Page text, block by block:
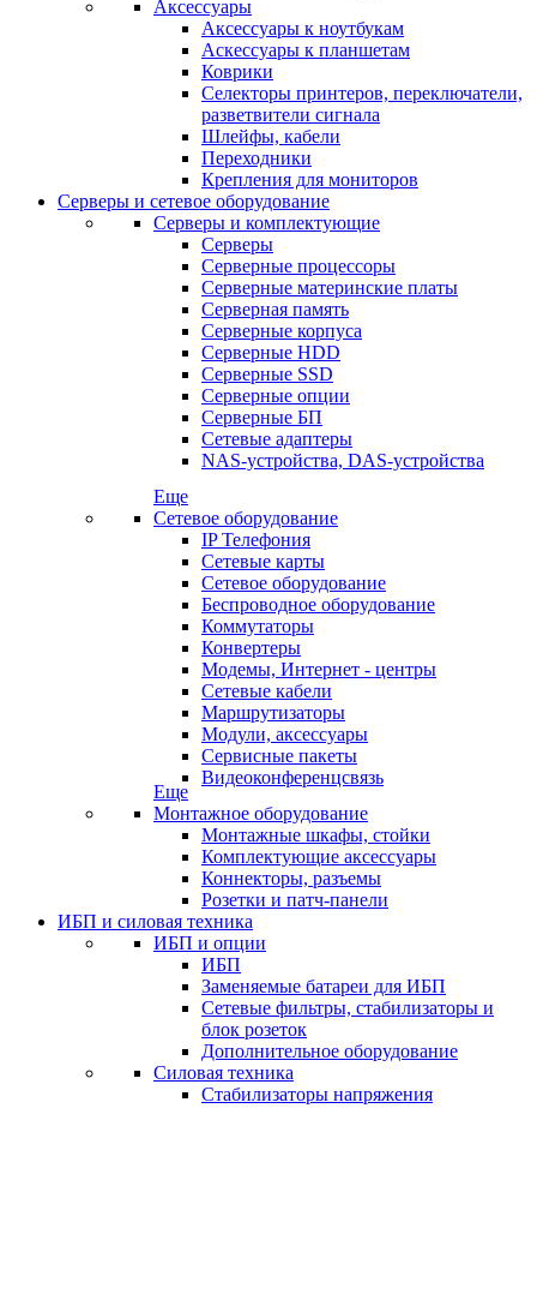
Аксессуары
Аксессуары к ноутбукам
Аскессуары к планшетам
Коврики
Селекторы принтеров, переключатели,
разветвители сигнала
Шлейфы, кабели
Переходники
Крепления для мониторов
Серверы и сетевое оборудование
Серверы и комплектующие
Серверы
Серверные процессоры
Серверные материнские платы
Серверная память
Серверные корпуса
Серверные HDD
Серверные SSD
Серверные опции
Серверные БП
Сетевые адаптеры
NAS-устройства, DAS-устройства
Еще
Сетевое оборудование
IP Телефония
Сетевые карты
Сетевое оборудование
Беспроводное оборудование
Коммутаторы
Конвертеры
Модемы, Интернет - центры
Сетевые кабели
Маршрутизаторы
Модули, аксессуары
Сервисные пакеты
Видеоконференцсвязь
Еще
Монтажное оборудование
Монтажные шкафы, стойки
Комплектующие аксессуары
Коннекторы, разъемы
Розетки и патч-панели
ИБП и силовая техника
ИБП и опции
ИБП
Заменяемые батареи для ИБП
Сетевые фильтры, стабилизаторы и
блок розеток
Дополнительное оборудование
Силовая техника
Стабилизаторы напряжения